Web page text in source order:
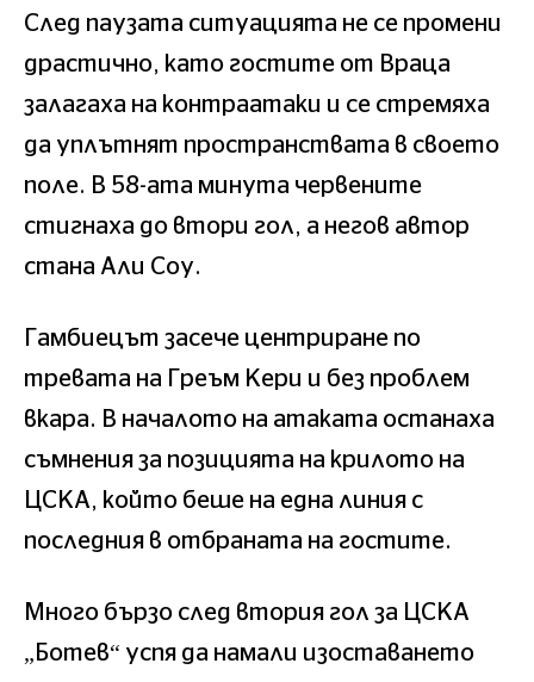
След паузата ситуацията не се промени
драстично, като гостите от Враца
залагаха на контраатаки и се стремяха
да уплътнят пространствата в своето
поле. В 58-ата минута червените
стигнаха до втори гол, а негов автор
стана Али Соу.
Гамбиецът засече центриране по
тревата на Греъм Кери и без проблем
вкара. В началото на атаката останаха
съмнения за позицията на крилото на
ЦСКА, който беше на една линия с
последния в отбраната на гостите.
Много бързо след втория гол за ЦСКА
„Ботев“ успя да намали изоставането